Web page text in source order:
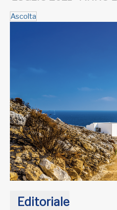
Ascolta
Editoriale